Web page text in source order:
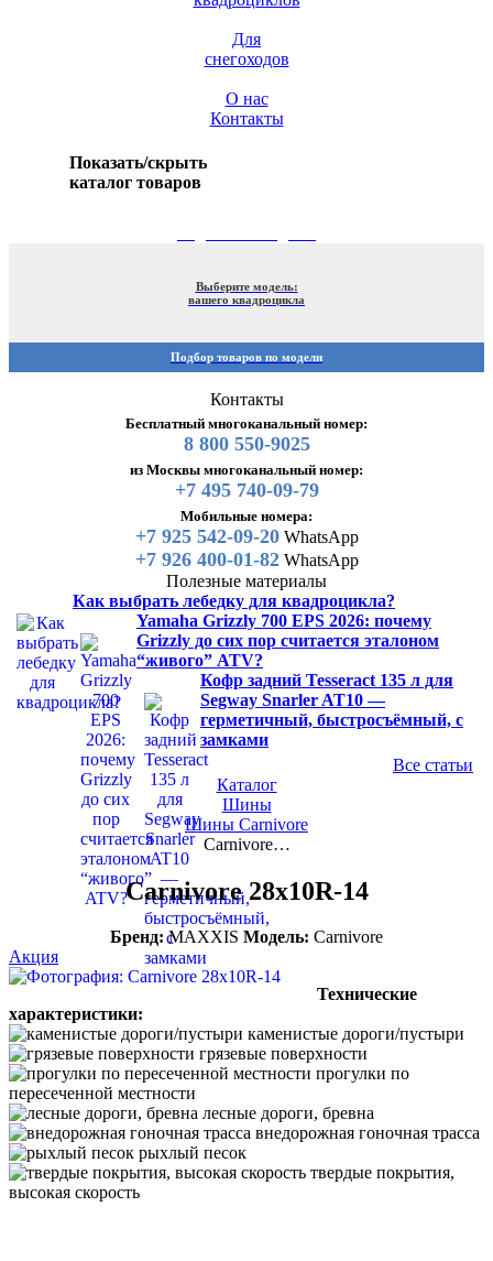
Для
снегоходов
О нас
Контакты
Показать/скрыть
каталог товаров
Выберите модель:
вашего квадроцикла
Подбор товаров по модели
Контакты
Бесплатный многоканальный номер:
8 800 550-9025
из Москвы многоканальный номер:
+7 495 740-09-79
Мобильные номера:
+7 925 542-09-20WhatsApp
+7 926 400-01-82WhatsApp
Полезные материалы
Как выбрать лебедку для квадроцикла?
Yamaha Grizzly 700 EPS 2026: почему
Grizzly до сих пор считается эталоном
“живого” ATV?
Кофр задний Tesseract 135 л для
Segway Snarler AT10 —
герметичный, быстросъёмный, с
замками
Все статьи
Каталог
Шины
Шины Carnivore
Carnivore…
Carnivore 28x10R-14
Бренд:MAXXIS Модель: Carnivore
Акция
Технические
характеристики:
каменистые дороги/пустыри
грязевые поверхности
прогулки по
пересеченной местности
лесные дороги, бревна
внедорожная гоночная трасса
рыхлый песок
твердые покрытия,
высокая скорость